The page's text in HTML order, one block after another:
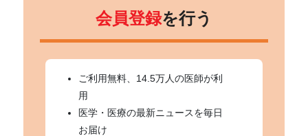
会員登録を行う
ご利用無料、14.5万人の医師が利
用
医学・医療の最新ニュースを毎日
お届け